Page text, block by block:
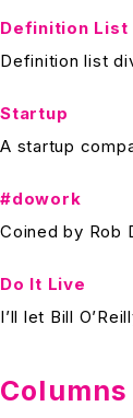
Definition List
Definition list
Startup
A startup
#dowork
Coined by Rob
Do It Live
I’ll let Bill
Columns